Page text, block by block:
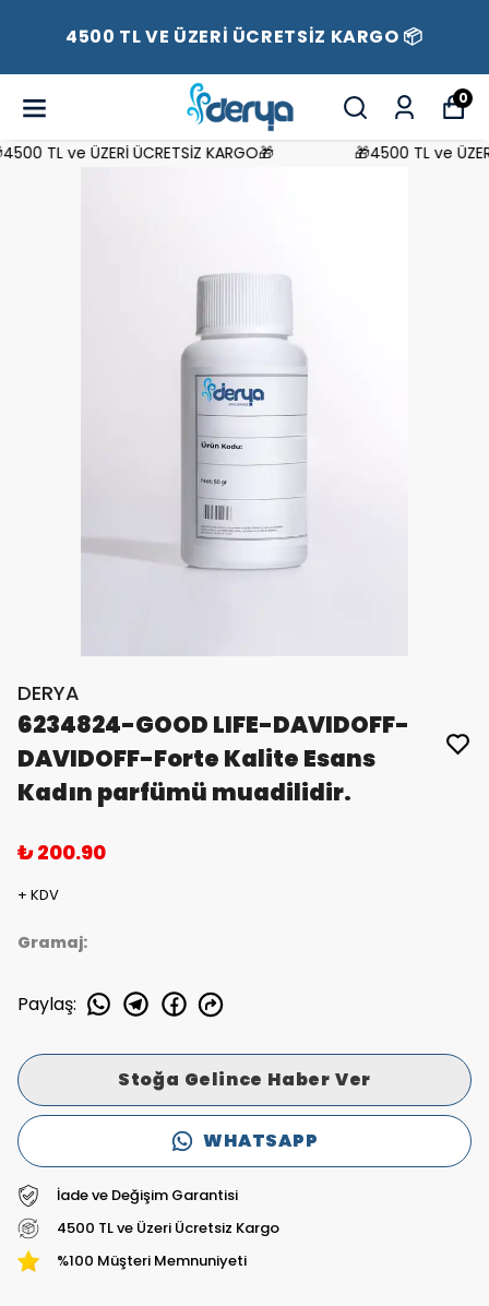
4500 TL VE ÜZERİ ÜCRETSİZ KARGO 📦
0
TL ve ÜZERİ ÜCRETSİZ KARGO🎁 🎁4500 TL ve ÜZERİ
DERYA
6234824-GOOD LIFE-DAVIDOFF-
DAVIDOFF-Forte Kalite Esans
Kadın parfümü muadilidir.
₺ 200.90
+ KDV
Gramaj:
Paylaş:
Stoğa Gelince Haber Ver
WHATSAPP
İade ve Değişim Garantisi
4500 TL ve Üzeri Ücretsiz Kargo
%100 Müşteri Memnuniyeti